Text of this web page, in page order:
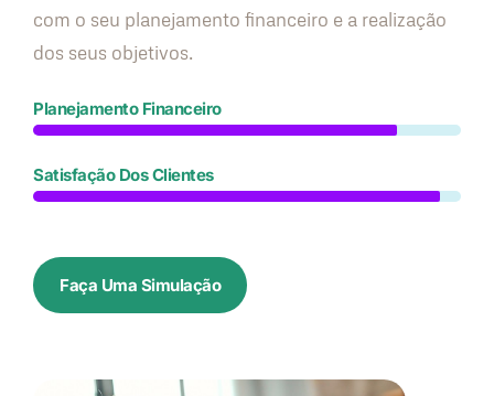
com o seu planejamento financeiro e a realização
dos seus objetivos.
Planejamento Financeiro
Satisfação Dos Clientes
Faça Uma Simulação